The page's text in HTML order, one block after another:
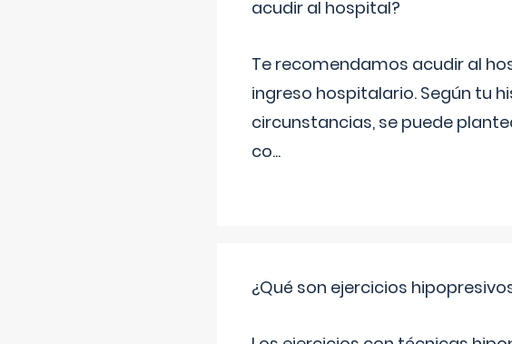
acudir al hospital?
Te recomendamos acudir al
ingreso hospitalario. Según tu
circunstancias, se puede
co...
¿Qué son ejercicios